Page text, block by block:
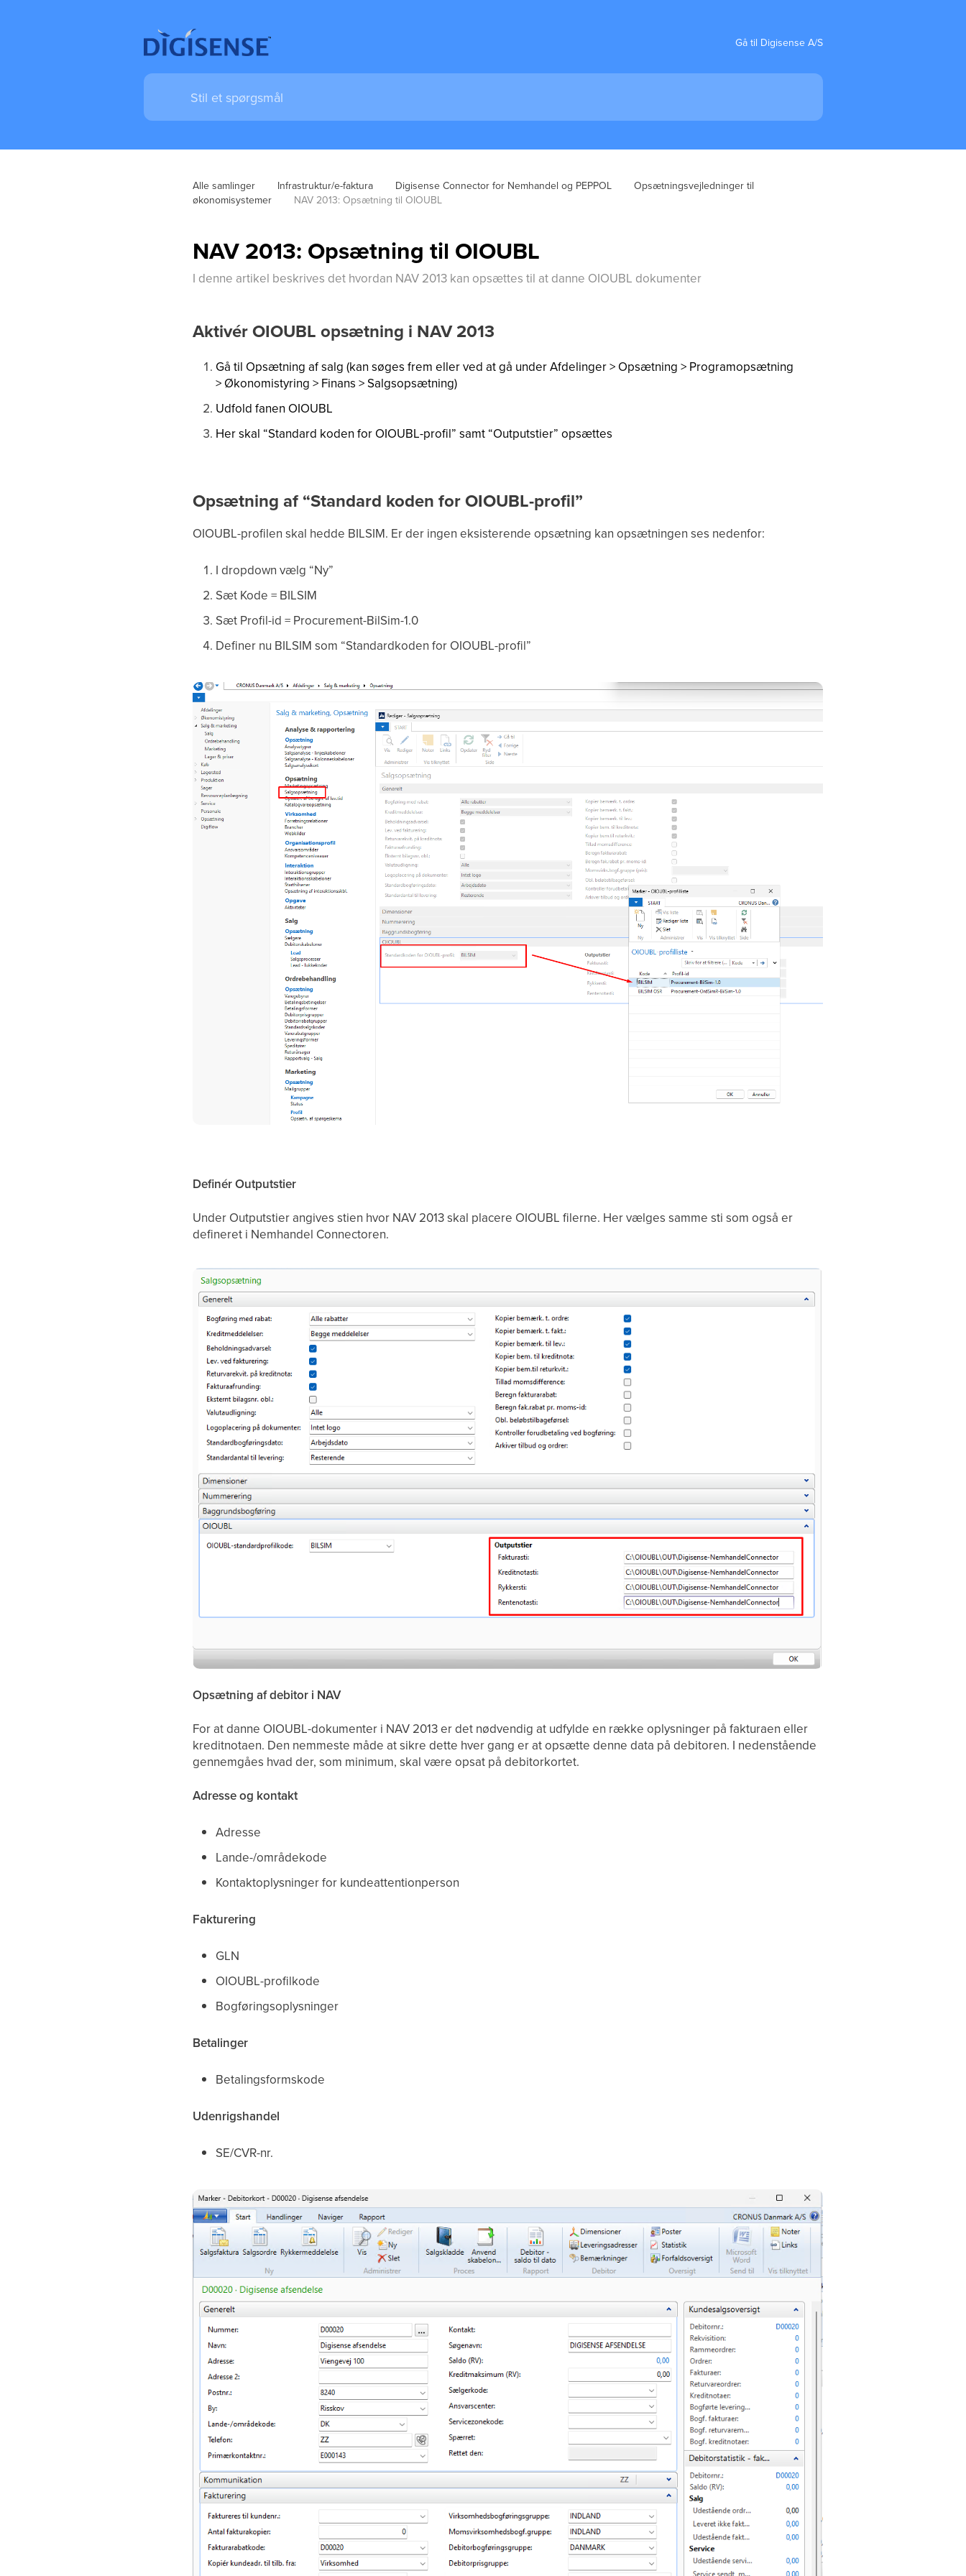
Gå til Digisense A/S
Alle samlinger Infrastruktur/e-faktura Digisense Connector for Nemhandel og PEPPOL
Opsætningsvejledninger til
økonomisystemer
NAV 2013: Opsætning til OIOUBL
NAV 2013: Opsætning til OIOUBL
I denne artikel beskrives det hvordan NAV 2013 kan opsættes til at danne OIOUBL dokumenter
Aktivér OIOUBL opsætning i NAV 2013
Gå til Opsætning af salg (kan søges frem eller ved at gå under Afdelinger > Opsætning > Programopsætning
> Økonomistyring > Finans > Salgsopsætning)
Udfold fanen OIOUBL
Her skal “Standard koden for OIOUBL-profil” samt “Outputstier” opsættes
Opsætning af “Standard koden for OIOUBL-profil”
OIOUBL-profilen skal hedde BILSIM. Er der ingen eksisterende opsætning kan opsætningen ses nedenfor:
I dropdown vælg “Ny”
Sæt Kode = BILSIM
Sæt Profil-id = Procurement-BilSim-1.0
Definer nu BILSIM som “Standardkoden for OIOUBL-profil”
Definér Outputstier
Under Outputstier angives stien hvor NAV 2013 skal placere OIOUBL filerne. Her vælges samme sti som også er
defineret i Nemhandel Connectoren.
Opsætning af debitor i NAV
For at danne OIOUBL-dokumenter i NAV 2013 er det nødvendig at udfylde en række oplysninger på fakturaen eller
kreditnotaen. Den nemmeste måde at sikre dette hver gang er at opsætte denne data på debitoren. I nedenstående
gennemgåes hvad der, som minimum, skal være opsat på debitorkortet.
Adresse og kontakt
Adresse
Lande-/områdekode
Kontaktoplysninger for kundeattentionperson
Fakturering
GLN
OIOUBL-profilkode
Bogføringsoplysninger
Betalinger
Betalingsformskode
Udenrigshandel
SE/CVR-nr.